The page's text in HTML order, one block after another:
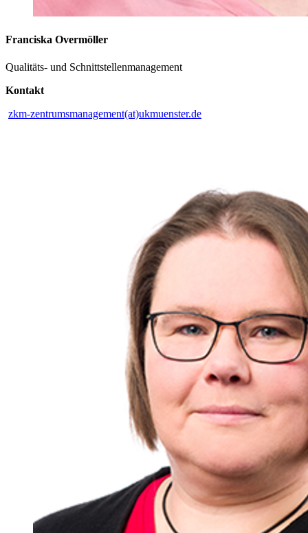
Franciska Overmöller
Qualitäts- und Schnitt­stellen­management
Kontakt
zkm-zentrumsmanagement(at)ukmuenster.de